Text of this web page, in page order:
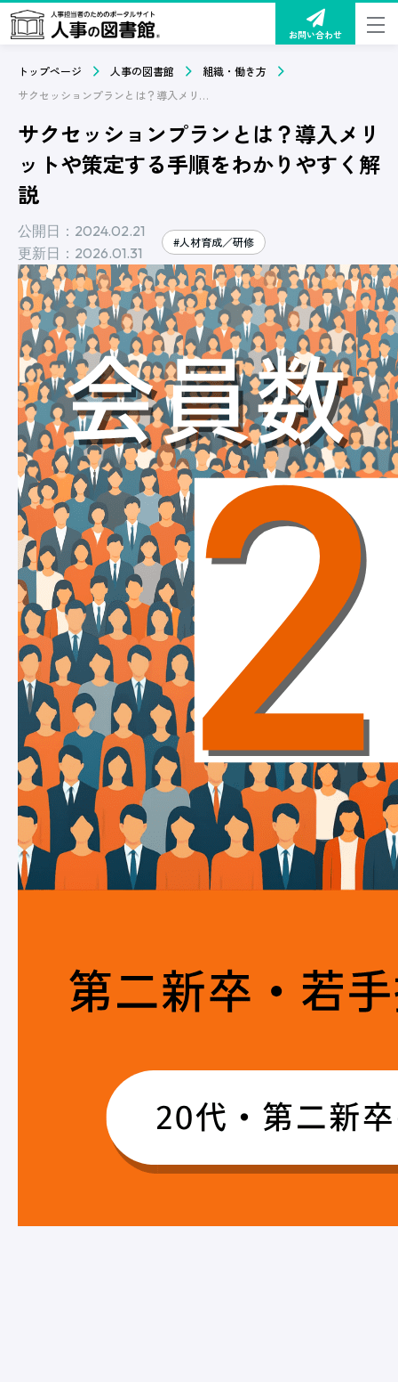
お問い合わせ
トップページ 人事の図書館
組織・働き方
サクセッションプランとは？導入メリットや策定する手順をわかりやすく解説
サクセッションプランとは？導入メリ
ットや策定する手順をわかりやすく解
説
公開日：2024.02.21
更新日：2026.01.31
#人材育成／研修